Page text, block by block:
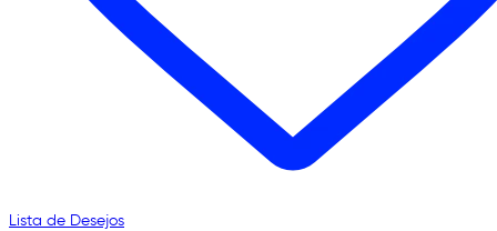
Lista de Desejos